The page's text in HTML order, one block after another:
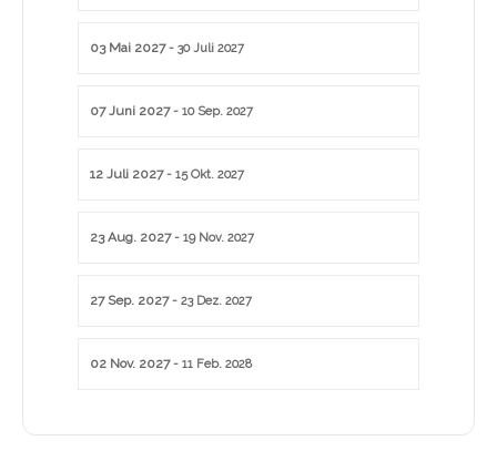
03 Mai 2027- 30 Juli 2027
07 Juni 2027- 10 Sep. 2027
12 Juli 2027- 15 Okt. 2027
23 Aug. 2027- 19 Nov. 2027
27 Sep. 2027- 23 Dez. 2027
02 Nov. 2027- 11 Feb. 2028